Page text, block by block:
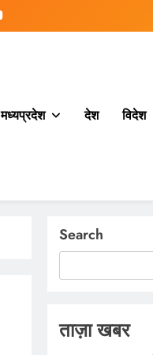
मध्यप्रदेश देश विदेश
Search
ताज़ा खबर